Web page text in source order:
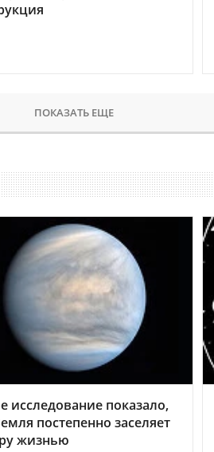
ПОКАЗАТЬ ЕЩЕ
исследование показало,
постепенно заселяет
жизнью